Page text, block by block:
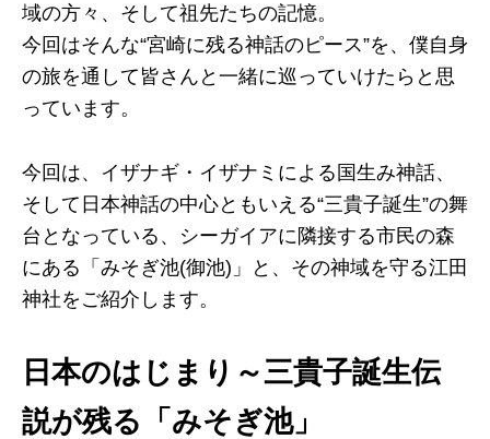
域の方々、そして祖先たちの記憶。
今回はそんな“宮崎に残る神話のピース”を、僕自身
の旅を通して皆さんと一緒に巡っていけたらと思
っています。
今回は、イザナギ・イザナミによる国生み神話、
そして日本神話の中心ともいえる“三貴子誕生”の舞
台となっている、シーガイアに隣接する市民の森
にある「みそぎ池(御池)」と、その神域を守る江田
神社をご紹介します。
日本のはじまり～三貴子誕生伝
説が残る「みそぎ池」